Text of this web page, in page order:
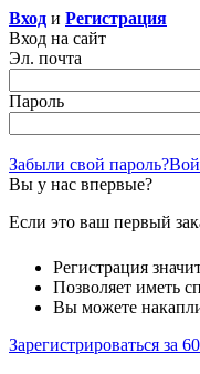
Вход и Регистрация
Вход на сайт
Эл. почта
Пароль
Забыли свой пароль?
Вы у нас впервые?
Если это ваш первый
Регистрация
Позволяет иметь
Вы можете
Зарегистрироваться за